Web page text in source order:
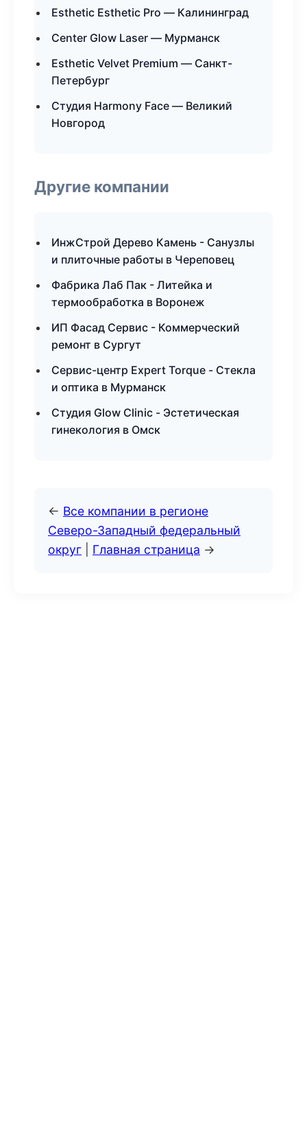
Esthetic Esthetic Pro — Калининград
Center Glow Laser — Мурманск
Esthetic Velvet Premium — Санкт-
Петербург
Студия Harmony Face — Великий
Новгород
Другие компании
ИнжСтрой Дерево Камень - Санузлы
и плиточные работы в Череповец
Фабрика Лаб Пак - Литейка и
термообработка в Воронеж
ИП Фасад Сервис - Коммерческий
ремонт в Сургут
Сервис-центр Expert Torque - Стекла
и оптика в Мурманск
Студия Glow Clinic - Эстетическая
гинекология в Омск
← Все компании в регионе
Северо-Западный федеральный
округ
Главная страница →